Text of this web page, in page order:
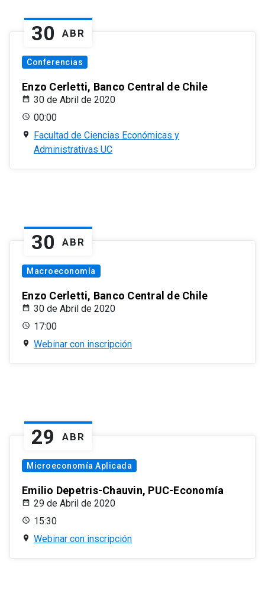
30 ABR
Conferencias
Enzo Cerletti, Banco Central de Chile
30 de Abril de 2020
00:00
Facultad de Ciencias Económicas y
Administrativas UC
30 ABR
Macroeconomía
Enzo Cerletti, Banco Central de Chile
30 de Abril de 2020
17:00
Webinar con inscripción
29 ABR
Microeconomía Aplicada
Emilio Depetris-Chauvin, PUC-Economía
29 de Abril de 2020
15:30
Webinar con inscripción